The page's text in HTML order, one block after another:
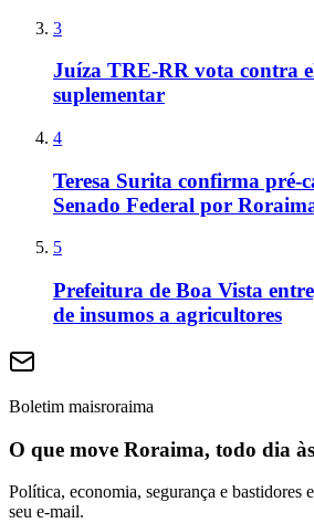
3
Juíza TRE-RR vota contra
suplementar
4
Teresa Surita confirma pré-
Senado Federal por
5
Prefeitura de Boa Vista
de insumos a agricultores
Boletim maisroraima
O que move Roraima, todo dia
Política, economia, segurança e bastidores
seu e-mail.